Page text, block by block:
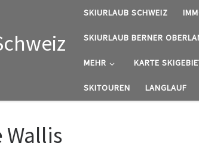
SKIURLAUB SCHWEIZ
SKIURLAUB BERNER
MEHR KARTE
SKITOUREN LANGLAUF